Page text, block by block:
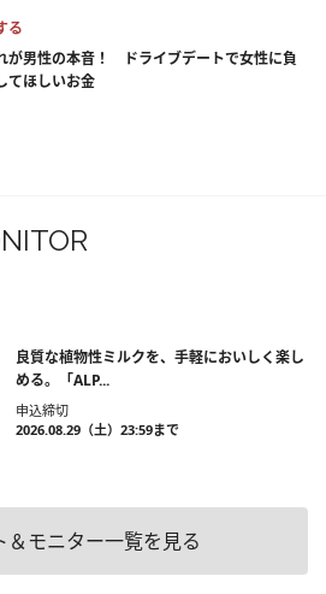
る
が男性の本音！ ドライブデートで女性に負
てほしいお金
良質な植物性ミルクを、手軽においしく楽し
める。「ALP...
申込締切
2026.08.29（土）23:59まで
＆モニター一覧を見る